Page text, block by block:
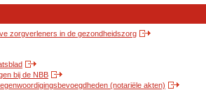
zorgverleners in de gezondheidszorg
bij de NBB
(notariële akten)